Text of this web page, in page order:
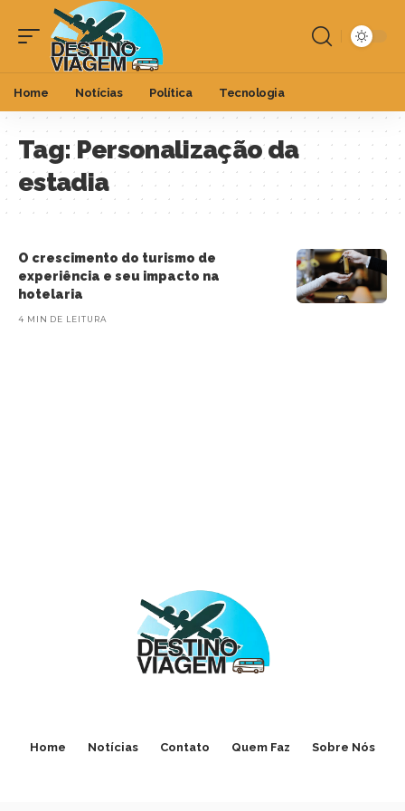
Home Notícias Política Tecnologia
Tag:Personalização da
estadia
O crescimento do turismo de
experiência e seu impacto na
hotelaria
4 MIN DE LEITURA
Home Notícias Contato Quem Faz Sobre Nós